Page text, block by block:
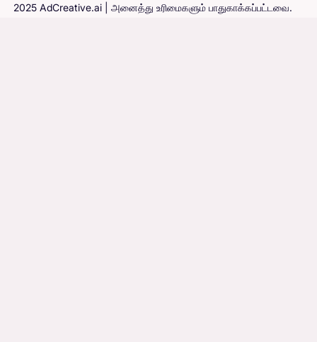
2025 AdCreative.ai | அனைத்து உரிமைகளும் பாதுகாக்கப்பட்டவை.